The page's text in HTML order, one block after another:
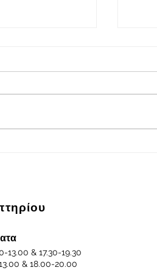
ημέρα Σάββατο
07/
13.00 & 17.30-19.30
& 18.00-20.00